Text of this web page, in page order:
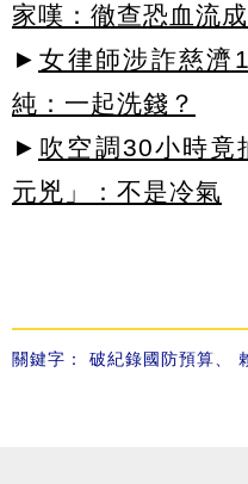
家嘆：徹查恐血流
► 女律師涉詐慈濟
純：一起洗錢？
► 吹空調30小時竟
元兇」：不是冷氣
關鍵字： 破紀錄國防預算、